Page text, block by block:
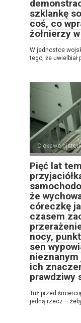
szklankę
coś, co
żołnierzy
W jednostce
tego, że uwielbiał
Ciekawe
Pięć lat
że
córeczkę
czasem
nocy,
sen
nieznanym
ich
prawdziwy
Tuż przed
jedną rzecz –